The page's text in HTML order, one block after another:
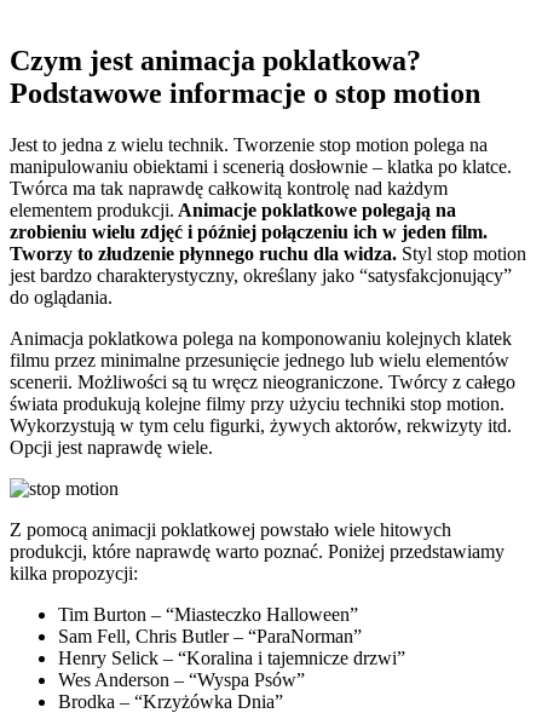
Czym jest animacja poklatkowa?
Podstawowe informacje o stop motion
Jest to jedna z wielu technik. Tworzenie stop motion polega na
manipulowaniu obiektami i scenerią dosłownie – klatka po klatce.
Twórca ma tak naprawdę całkowitą kontrolę nad każdym
elementem produkcji. Animacje poklatkowe polegają na
zrobieniu wielu zdjęć i później połączeniu ich w jeden film.
Tworzy to złudzenie płynnego ruchu dla widza. Styl stop motion
jest bardzo charakterystyczny, określany jako “satysfakcjonujący”
do oglądania.
Animacja poklatkowa polega na komponowaniu kolejnych klatek
filmu przez minimalne przesunięcie jednego lub wielu elementów
scenerii. Możliwości są tu wręcz nieograniczone. Twórcy z całego
świata produkują kolejne filmy przy użyciu techniki stop motion.
Wykorzystują w tym celu figurki, żywych aktorów, rekwizyty itd.
Opcji jest naprawdę wiele.
Z pomocą animacji poklatkowej powstało wiele hitowych
produkcji, które naprawdę warto poznać. Poniżej przedstawiamy
kilka propozycji:
Tim Burton – “Miasteczko Halloween”
Sam Fell, Chris Butler – “ParaNorman”
Henry Selick – “Koralina i tajemnicze drzwi”
Wes Anderson – “Wyspa Psów”
Brodka – “Krzyżówka Dnia”